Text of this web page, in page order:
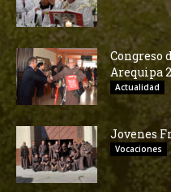
Congreso
Arequipa
Actualidad
Jovenes
Vocaciones